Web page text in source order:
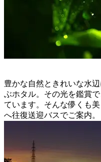
豊かな自然ときれいな水
ぶホタル。その光を鑑賞
ています。そんな儚くも
へ往復送迎バスでご案内。